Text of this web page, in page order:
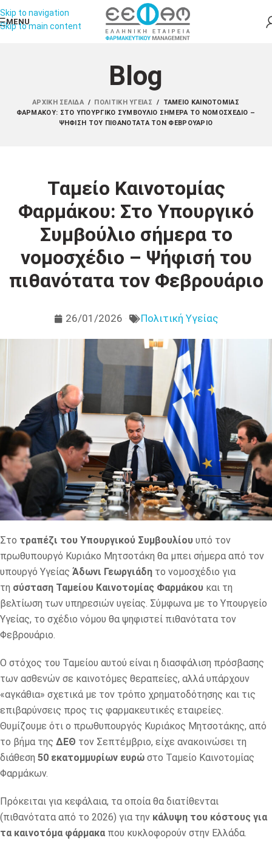
Skip to navigation
Skip to main content
MENU
Blog
ΑΡΧΙΚΉ ΣΕΛΊΔΑ / ΠΟΛΙΤΙΚΉ ΥΓΕΊΑΣ /
ΤΑΜΕΊΟ ΚΑΙΝΟΤΟΜΊΑΣ
ΦΑΡΜΆΚΟΥ: ΣΤΟ ΥΠΟΥΡΓΙΚΌ ΣΥΜΒΟΎΛΙΟ ΣΉΜΕΡΑ ΤΟ ΝΟΜΟΣΧΈΔΙΟ –
ΨΉΦΙΣΉ ΤΟΥ ΠΙΘΑΝΌΤΑΤΑ ΤΟΝ ΦΕΒΡΟΥΆΡΙΟ
Ταμείο Καινοτομίας
Φαρμάκου: Στο Υπουργικό
Συμβούλιο σήμερα το
νομοσχέδιο – Ψήφισή του
πιθανότατα τον Φεβρουάριο
26/01/2026 Πολιτική Υγείας
Στο τραπέζι του Υπουργικού Συμβουλίου υπό τον
πρωθυπουργό Κυριάκο Μητσοτάκη θα μπει σήμερα από τον
υπουργό Υγείας Άδωνι Γεωργιάδη το νομοσχέδιο για
τη σύσταση Ταμείου Καινοτομίας Φαρμάκου και τη
βελτίωση των υπηρεσιών υγείας. Σύμφωνα με το Υπουργείο
Υγείας, το σχέδιο νόμου θα ψηφιστεί πιθανότατα τον
Φεβρουάριο.
Ο στόχος του Ταμείου αυτού είναι η διασφάλιση πρόσβασης
των ασθενών σε καινοτόμες θεραπείες, αλλά υπάρχουν
«αγκάθια» σχετικά με τον τρόπο χρηματοδότησης και τις
επιβαρύνσεις προς τις φαρμακευτικές εταιρείες.
Θυμίζουμε ότι ο πρωθυπουργός Κυριάκος Μητσοτάκης, από
το βήμα της ΔΕΘ τον Σεπτέμβριο, είχε ανακοινώσει τη
διάθεση 50 εκατομμυρίων ευρώ στο Ταμείο Καινοτομίας
Φαρμάκων.
Πρόκειται για κεφάλαια, τα οποία θα διατίθενται
(πιθανότατα από το 2026) για την κάλυψη του κόστους για
τα καινοτόμα φάρμακα που κυκλοφορούν στην Ελλάδα.